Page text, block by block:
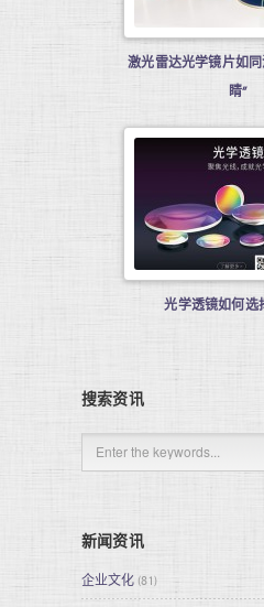
激光雷达光学镜片如
睛”
光学透镜如何选
搜索资讯
新闻资讯
企业文化 (81)